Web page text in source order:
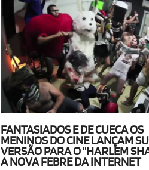
FANTASIADOS E DE CUECA OS
MENINOS DO CINE LANÇAM
VERSÃO PARA O "HARLEM
A NOVA FEBRE DA INTERNET